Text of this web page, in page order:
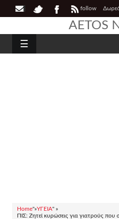
follow
AETOS
☰
Home"»ΥΓΕΙΑ" »
ΠΙΣ: Ζητεί κυρώσεις για γιατρούς που